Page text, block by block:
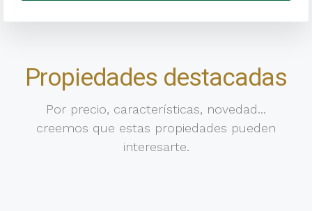
Propiedades destacadas
Por precio, características, novedad...
creemos que estas propiedades pueden
interesarte.